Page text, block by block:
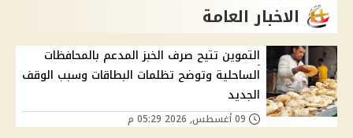
الاخبار العامة
التموين تتيح صرف الخبز المدعم بالمحافظات
الساحلية وتوضح تظلمات البطاقات وسبب الوقف
الجديد